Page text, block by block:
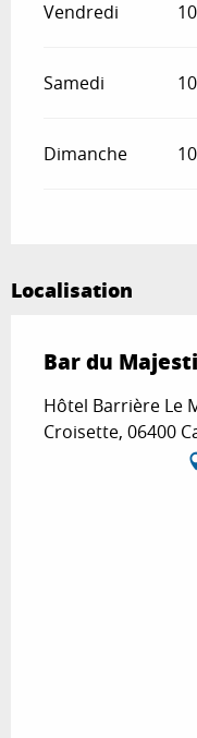
Vendredi
Samedi
Dimanche
Localisation
Bar du
Hôtel Barrière Le
Croisette, 06400